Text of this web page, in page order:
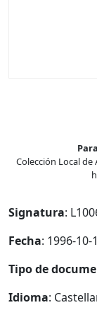
Colección Local de
Signatura:
Fecha: 1996-10-
Tipo de
Idioma: